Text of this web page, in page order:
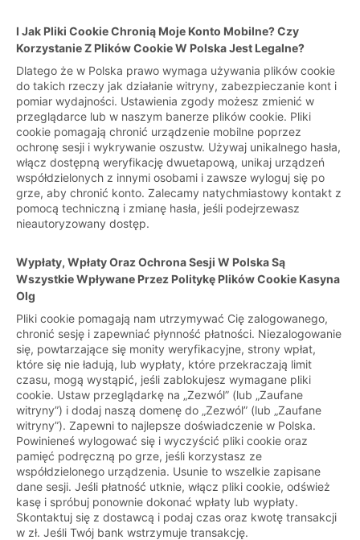
I Jak Pliki Cookie Chronią Moje Konto Mobilne? Czy
Korzystanie Z Plików Cookie W Polska Jest Legalne?
Dlatego że w Polska prawo wymaga używania plików cookie
do takich rzeczy jak działanie witryny, zabezpieczanie kont i
pomiar wydajności. Ustawienia zgody możesz zmienić w
przeglądarce lub w naszym banerze plików cookie. Pliki
cookie pomagają chronić urządzenie mobilne poprzez
ochronę sesji i wykrywanie oszustw. Używaj unikalnego hasła,
włącz dostępną weryfikację dwuetapową, unikaj urządzeń
współdzielonych z innymi osobami i zawsze wyloguj się po
grze, aby chronić konto. Zalecamy natychmiastowy kontakt z
pomocą techniczną i zmianę hasła, jeśli podejrzewasz
nieautoryzowany dostęp.
Wypłaty, Wpłaty Oraz Ochrona Sesji W Polska Są
Wszystkie Wpływane Przez Politykę Plików Cookie Kasyna
Olg
Pliki cookie pomagają nam utrzymywać Cię zalogowanego,
chronić sesję i zapewniać płynność płatności. Niezalogowanie
się, powtarzające się monity weryfikacyjne, strony wpłat,
które się nie ładują, lub wypłaty, które przekraczają limit
czasu, mogą wystąpić, jeśli zablokujesz wymagane pliki
cookie. Ustaw przeglądarkę na „Zezwól” (lub „Zaufane
witryny”) i dodaj naszą domenę do „Zezwól” (lub „Zaufane
witryny”). Zapewni to najlepsze doświadczenie w Polska.
Powinieneś wylogować się i wyczyścić pliki cookie oraz
pamięć podręczną po grze, jeśli korzystasz ze
współdzielonego urządzenia. Usunie to wszelkie zapisane
dane sesji. Jeśli płatność utknie, włącz pliki cookie, odśwież
kasę i spróbuj ponownie dokonać wpłaty lub wypłaty.
Skontaktuj się z dostawcą i podaj czas oraz kwotę transakcji
w zł. Jeśli Twój bank wstrzymuje transakcję.